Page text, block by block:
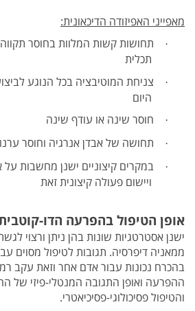
מאפייני האפיזודה הדיכאונית:
·
תחושות קשות המלוות בחוסר
תכלית
·
צניחת המוטיבציה בכל הנוגע
היום
· חוסר שינה או עודף שינה
· תחושה של אבדן אנרגיה וחוסר
·
במקרים קיצוניים ישנן מחשבות על
ויישום פעולה קיצונית זאת
אופן הטיפול בהפרעה הדו-
ישנן אסטרטגיות שונות בהן ניתן ורצוי
ממאניה דיפרסיה. תגובות לטיפול מסוים
בהכרח נכונות עבור אדם אחר וזאת עקב
ההפרעה ואופן התגובה המנטלי-פיזי של
והטיפול פסיכולוגי-פסיכיאטרי.